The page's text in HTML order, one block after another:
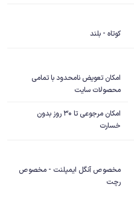
کوتاه - بلند
امکان تعویض نامحدود با تمامی
محصولات سایت
امکان مرجوعی تا 30 روز بدون
خسارت
مخصوص آنگل ایمپلنت - مخصوص
رچت